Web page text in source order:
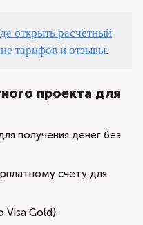
открыть расчетный
тарифов и отзывы.
проекта для
получения денег без
счету для
Visa Gold).